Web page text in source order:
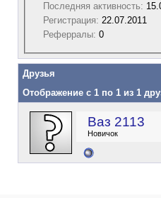
Последняя активность:
Регистрация: 22.07.2011
Реферралы: 0
Друзья
Отображение с 1 по 1 из 1
Ваз 2113
Новичок